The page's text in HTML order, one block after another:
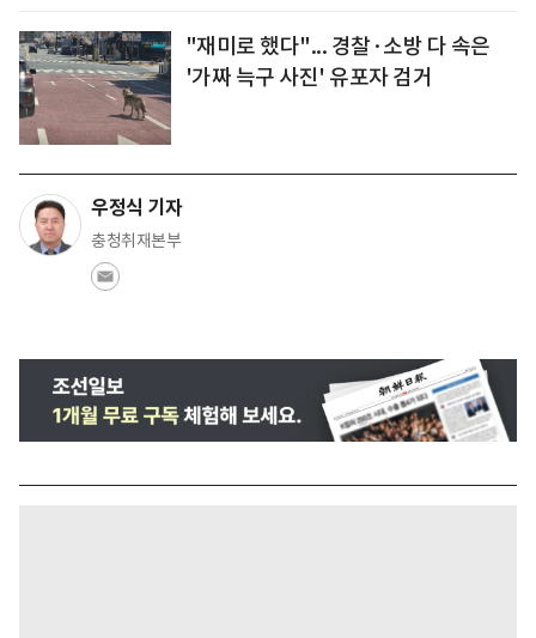
"재미로 했다"... 경찰·소방 다 속은
'가짜 늑구 사진' 유포자 검거
우정식 기자
충청취재본부